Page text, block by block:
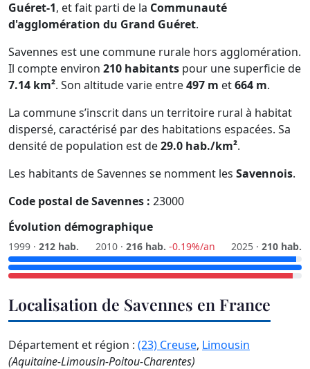
Guéret-1, et fait parti de la Communauté
d'agglomération du Grand Guéret.
Savennes est une commune rurale hors agglomération.
Il compte environ 210 habitants pour une superficie de
7.14 km². Son altitude varie entre497 m et664 m.
La commune s’inscrit dans un territoire rural à habitat
dispersé, caractérisé par des habitations espacées. Sa
densité de population est de29.0 hab./km².
Les habitants de Savennes se nomment les Savennois.
Code postal de Savennes : 23000
Évolution démographique
1999 · 212 hab. 2010 · 216 hab. -0.19%/an 2025 · 210 hab.
Localisation de Savennes en France
Département et région : (23) Creuse, Limousin
(Aquitaine-Limousin-Poitou-Charentes)